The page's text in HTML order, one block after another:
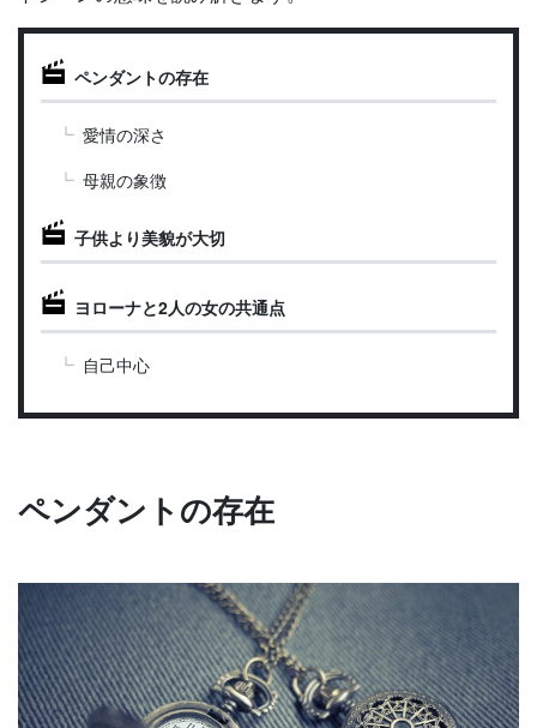
ペンダントの存在
愛情の深さ
母親の象徴
子供より美貌が大切
ヨローナと2人の女の共通点
自己中心
ペンダントの存在